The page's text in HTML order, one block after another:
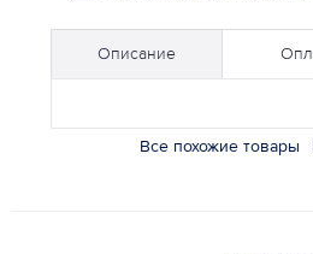
Описание
Все похожие товары